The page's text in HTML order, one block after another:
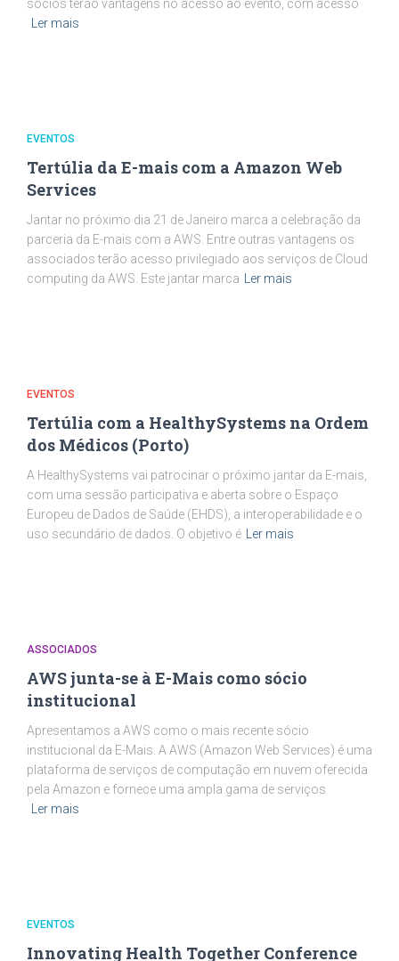
sócios terão vantagens no acesso ao evento, com acesso
Ler mais
EVENTOS
Tertúlia da E-mais com a Amazon Web
Services
Jantar no próximo dia 21 de Janeiro marca a celebração da
parceria da E-mais com a AWS. Entre outras vantagens os
associados terão acesso privilegiado aos serviços de Cloud
computing da AWS. Este jantar marca
Ler mais
EVENTOS
Tertúlia com a HealthySystems na Ordem
dos Médicos (Porto)
A HealthySystems vai patrocinar o próximo jantar da E-mais,
com uma sessão participativa e aberta sobre o Espaço
Europeu de Dados de Saúde (EHDS), a interoperabilidade e o
uso secundário de dados. O objetivo é
Ler mais
ASSOCIADOS
AWS junta-se à E-Mais como sócio
institucional
Apresentamos a AWS como o mais recente sócio
institucional da E-Mais. A AWS (Amazon Web Services) é uma
plataforma de serviços de computação em nuvem oferecida
pela Amazon e fornece uma ampla gama de serviços
Ler mais
EVENTOS
Innovating Health Together Conference